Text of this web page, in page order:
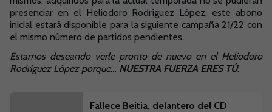
presenciar en el Heliodoro Rodríguez López, este abono
inicial estará disponible para la siguiente campaña 21/22 con
el mismo número de partidos pendientes.
Estamos deseando verle pronto de nuevo en el Heliodoro
Rodríguez López porque… NUESTRA FUERZA ERES TÚ.
Fallece Beitia, delantero del CD